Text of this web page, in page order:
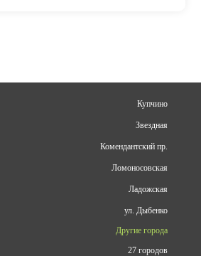
Купчино
Звездная
Комендантский пр.
Ломоносовская
Ладожская
ул. Дыбенко
Другие города
27 городов